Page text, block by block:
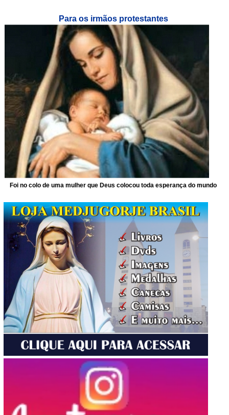
Para os irmãos protestantes
Foi no colo de uma mulher que Deus colocou toda esperança do mundo